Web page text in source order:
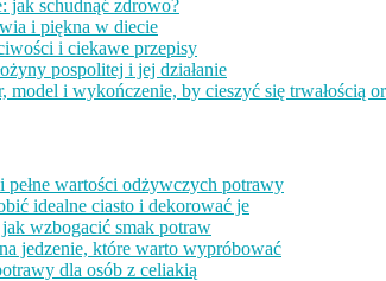
jak schudnąć zdrowo?
i piękna w diecie
i ciekawe przepisy
pospolitej i jej działanie
i wykończenie, by cieszyć się trwałością
pełne wartości odżywczych potrawy
idealne ciasto i dekorować je
wzbogacić smak potraw
jedzenie, które warto wypróbować
dla osób z celiakią